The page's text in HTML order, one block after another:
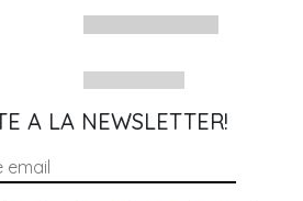
A LA NEWSLETTER!